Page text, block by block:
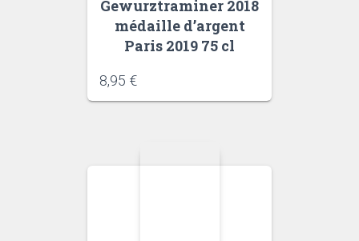
Gewurztraminer 2018
médaille d’argent
Paris 2019 75 cl
8,95 €